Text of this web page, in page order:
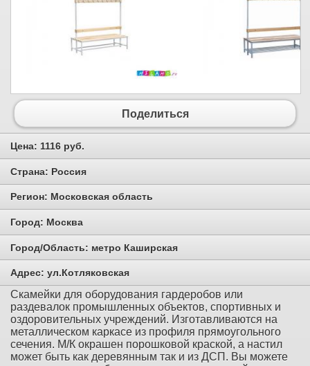
Поделиться
Цена: 1116 руб.
Страна: Россия
Регион: Московская область
Город: Москва
Город/Область: метро Каширская
Адрес: ул.Котляковская
Скамейки для оборудования гардеробов или
раздевалок промышленных объектов, спортивных и
оздоровительных учреждений. Изготавливаются на
металлическом каркасе из профиля прямоугольного
сечения. М/К окрашен порошковой краской, а настил
может быть как деревянным так и из ДСП. Вы можете